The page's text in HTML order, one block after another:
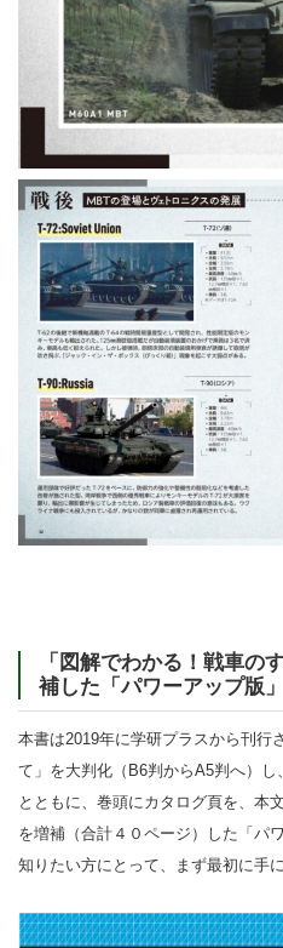
「図解でわかる！戦車の
補した「パワーアップ版」
本書は2019年に学研プラスから刊行
て」を大判化（B6判からA5判へ）
とともに、巻頭にカタログ頁を、本
を増補（合計４０ページ）した「パ
知りたい方にとって、まず最初に手